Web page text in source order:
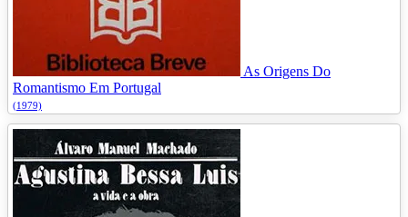
As Origens Do
Romantismo Em Portugal
(1979)